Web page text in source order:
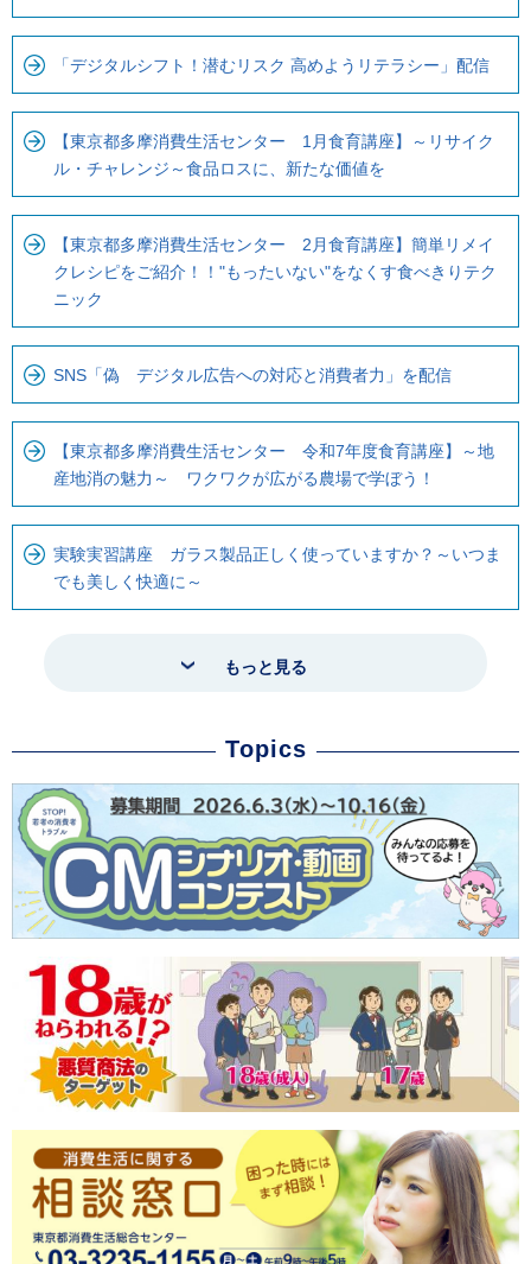
「デジタルシフト！潜むリスク 高めようリテラシー」配信
【東京都多摩消費生活センター 1月食育講座】～リサイク
ル・チャレンジ～食品ロスに、新たな価値を
【東京都多摩消費生活センター 2月食育講座】簡単リメイ
クレシピをご紹介！！"もったいない"をなくす食べきりテク
ニック
SNS「偽 デジタル広告への対応と消費者力」を配信
【東京都多摩消費生活センター 令和7年度食育講座】～地
産地消の魅力～ ワクワクが広がる農場で学ぼう！
実験実習講座 ガラス製品正しく使っていますか？～いつま
でも美しく快適に～
もっと見る
Topics